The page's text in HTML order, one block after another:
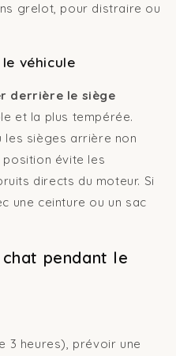
grelot, pour distraire ou
véhicule
derrière le siège
et la plus tempérée.
sièges arrière non
évite les
directs du moteur. Si
une ceinture ou un sac
pendant le
3 heures), prévoir une